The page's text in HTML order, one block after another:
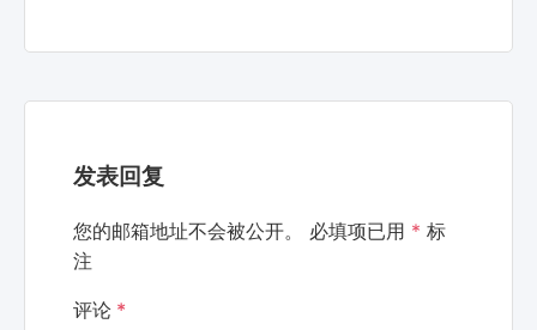
发表回复
您的邮箱地址不会被公开。 必填项已用 * 标
注
评论 *